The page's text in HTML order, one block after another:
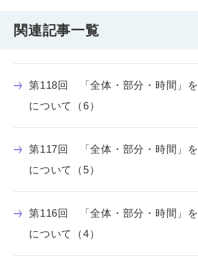
関連記事一覧
第118回 「全体・部分・時間」
について（6）
第117回 「全体・部分・時間」
について（5）
第116回 「全体・部分・時間」
について（4）